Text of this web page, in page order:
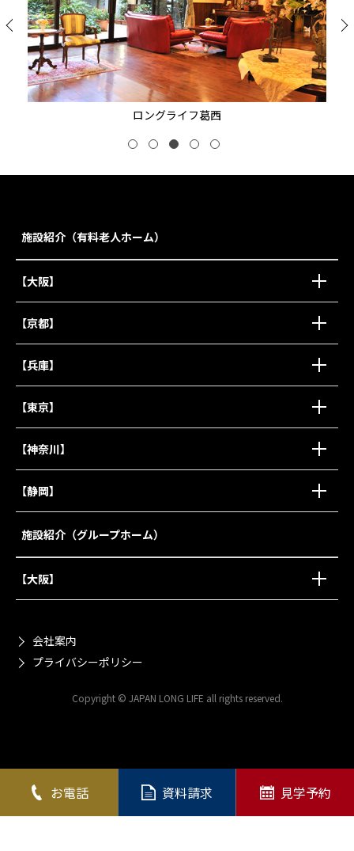
ロングライフ葛西
施設紹介（有料老人ホーム）
【大阪】
【京都】
【兵庫】
【東京】
【神奈川】
【静岡】
施設紹介（グループホーム）
【大阪】
会社案内
プライバシーポリシー
Copyright © JAPAN LONG LIFE all rights reserved.
お電話 資料請求 見学予約